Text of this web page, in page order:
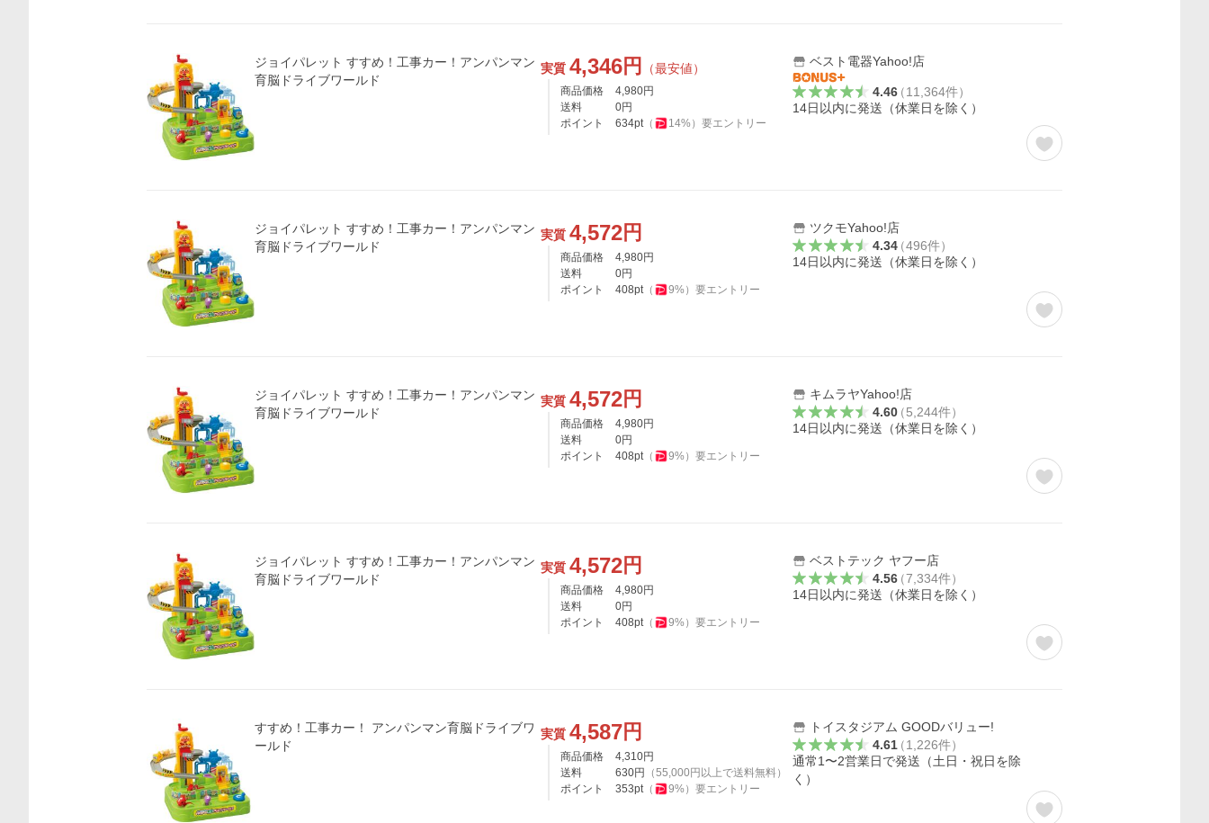
ジョイパレット すすめ！工事カー！アンパンマン
育脳ドライブワールド
実質 4,346円 （最安値）
商品価格 4,980円
送料
0円
ポイント
634pt（ 14%） 要エントリー
ベスト電器Yahoo!店
4.46（11,364件）
14日以内に発送（休業日を除く）
ジョイパレット すすめ！工事カー！アンパンマン
育脳ドライブワールド
実質 4,572円
商品価格 4,980円
送料
0円
ポイント
408pt（ 9%） 要エントリー
ツクモYahoo!店
4.34（496件）
14日以内に発送（休業日を除く）
ジョイパレット すすめ！工事カー！アンパンマン
育脳ドライブワールド
実質 4,572円
商品価格 4,980円
送料
0円
ポイント
408pt（ 9%） 要エントリー
キムラヤYahoo!店
4.60（5,244件）
14日以内に発送（休業日を除く）
ジョイパレット すすめ！工事カー！アンパンマン
育脳ドライブワールド
実質 4,572円
商品価格 4,980円
送料
0円
ポイント
408pt（ 9%） 要エントリー
ベストテック ヤフー店
4.56（7,334件）
14日以内に発送（休業日を除く）
すすめ！工事カー！ アンパンマン育脳ドライブワ
ールド
実質 4,587円
商品価格 4,310円
送料
630円 （55,000 円以上で送料無料）
ポイント
353pt（ 9%） 要エントリー
トイスタジアム GOODバリュー!
4.61（1,226件）
通常1〜2営業日で発送（土日・祝日を除
く）